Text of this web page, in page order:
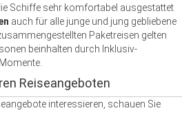
Schiffe sehr komfortabel ausgestattet
auch für alle junge und jung gebliebene
Paketreisen gelten
beinhalten durch Inklusiv-
Reiseangeboten
interessieren, schauen Sie